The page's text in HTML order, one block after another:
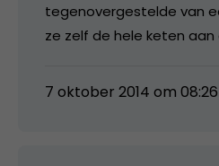
tegenovergestelde van
ze zelf de hele keten aan
7 oktober 2014 om 08:26